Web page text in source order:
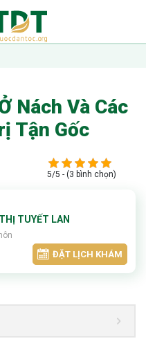
Nách Và Các
Tận Gốc
5/5 - (3 bình chọn)
TUYẾT LAN
ĐẶT LỊCH KHÁM